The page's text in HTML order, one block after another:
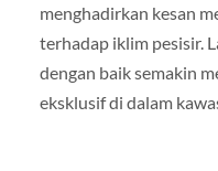
menghadirkan kesan
terhadap iklim pesisir.
dengan baik semakin
eksklusif di dalam